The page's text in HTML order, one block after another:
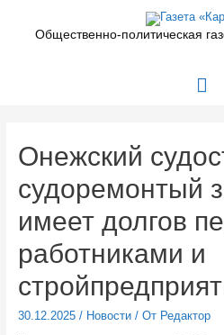
содержимомуОбщественно-политическая
Онежский
судоремонтый
имеет долгов
работниками и
30.12.2025/ Новости/ От Редактор